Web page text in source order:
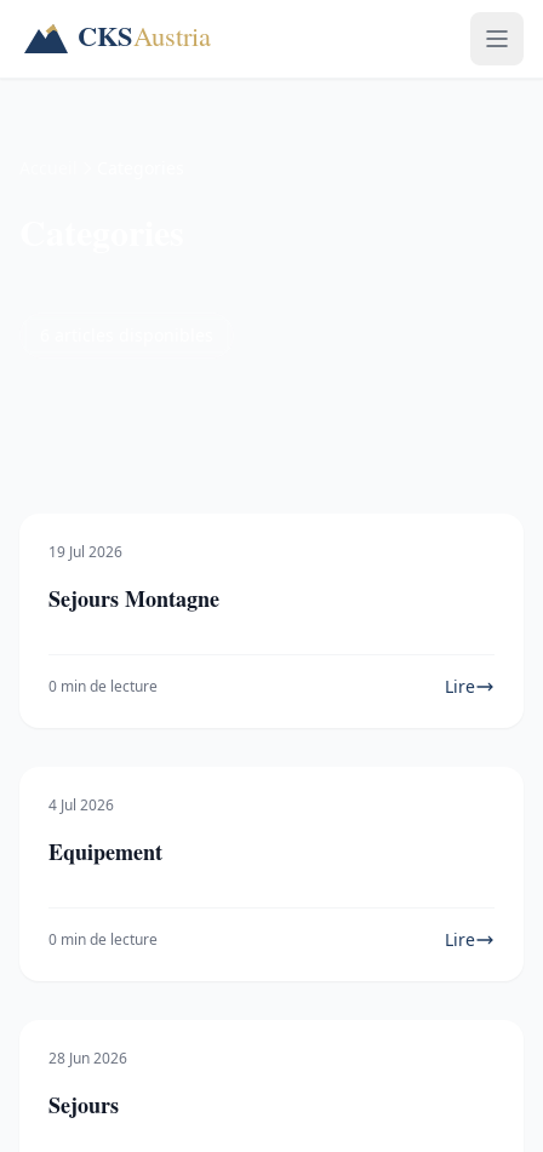
19 Jul 2026
Sejours Montagne
0 min de lecture Lire
4 Jul 2026
Equipement
0 min de lecture Lire
28 Jun 2026
Sejours